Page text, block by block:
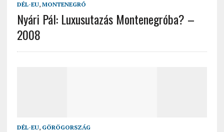
DÉL-EU, MONTENEGRÓ
Nyári Pál: Luxusutazás Montenegróba? –
2008
DÉL-EU, GÖRÖGORSZÁG